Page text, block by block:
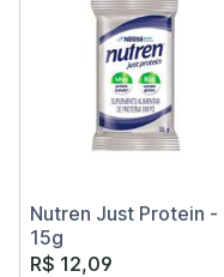
Nutren Just Protein -
15g
R$ 12,09